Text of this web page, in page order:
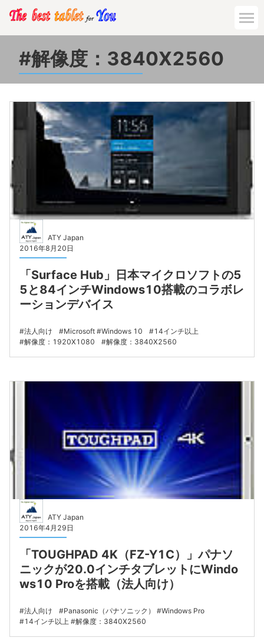
解像度：3840X2560
ATY Japan
2016年8月20日
「Surface Hub」日本マイクロソフトの5
5と84インチWindows10搭載のコラボレ
ーションデバイス
法人向け Microsoft Windows 10
14インチ以上
解像度：1920X1080
解像度：3840X2560
ATY Japan
2016年4月29日
「TOUGHPAD 4K（FZ-Y1C）」パナソ
ニックが20.0インチタブレットにWindo
ws10 Proを搭載（法人向け）
法人向け Panasonic（パナソニック）
Windows Pro
14インチ以上
解像度：3840X2560